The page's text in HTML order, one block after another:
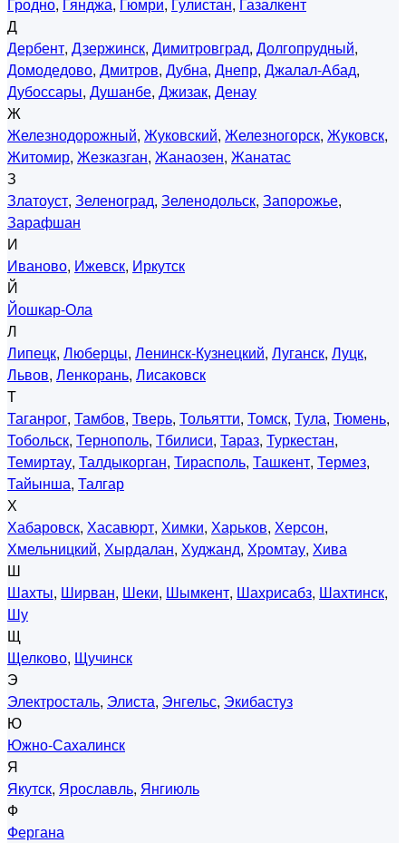
Д
Дербент, Дзержинск, Димитровград, Долгопрудный,
Домодедово, Дмитров, Дубна, Днепр, Джалал-Абад,
Дубоссары, Душанбе, Джизак, Денау
Ж
Железнодорожный, Жуковский, Железногорск, Жуковск,
Житомир, Жезказган, Жанаозен, Жанатас
З
Златоуст, Зеленоград, Зеленодольск, Запорожье,
Зарафшан
И
Иваново, Ижевск, Иркутск
Й
Йошкар-Ола
Л
Липецк, Люберцы, Ленинск-Кузнецкий, Луганск, Луцк,
Львов, Ленкорань, Лисаковск
Т
Таганрог, Тамбов, Тверь, Тольятти, Томск, Тула, Тюмень,
Тобольск, Тернополь, Тбилиси, Тараз, Туркестан,
Темиртау, Талдыкорган, Тирасполь, Ташкент, Термез,
Тайынша, Талгар
Х
Хабаровск, Хасавюрт, Химки, Харьков, Херсон,
Хмельницкий, Хырдалан, Худжанд, Хромтау, Хива
Ш
Шахты, Ширван, Шеки, Шымкент, Шахрисабз, Шахтинск,
Шу
Щ
Щелково, Щучинск
Э
Электросталь, Элиста, Энгельс, Экибастуз
Ю
Южно-Сахалинск
Я
Якутск, Ярославль, Янгиюль
Ф
Фергана